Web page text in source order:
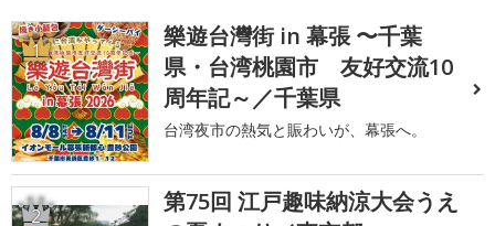
1
樂遊台灣街 in 幕張 〜千葉
県・台湾桃園市 友好交流10
周年記～／千葉県
台湾夜市の熱気と賑わいが、幕張へ。
2
第75回 江戸趣味納涼大会うえ